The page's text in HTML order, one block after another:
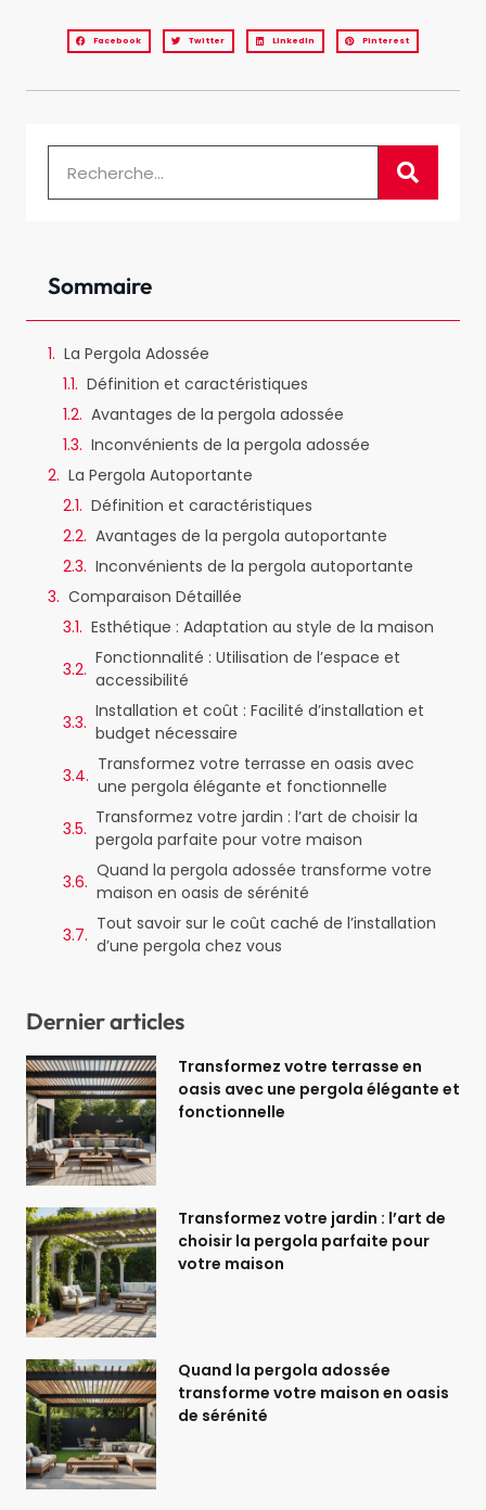
Facebook Twitter LinkedIn Pinterest
Sommaire
La Pergola Adossée
Définition et caractéristiques
Avantages de la pergola adossée
Inconvénients de la pergola adossée
La Pergola Autoportante
Définition et caractéristiques
Avantages de la pergola autoportante
Inconvénients de la pergola autoportante
Comparaison Détaillée
Esthétique : Adaptation au style de la maison
Fonctionnalité : Utilisation de l’espace et
accessibilité
Installation et coût : Facilité d’installation et
budget nécessaire
Transformez votre terrasse en oasis avec
une pergola élégante et fonctionnelle
Transformez votre jardin : l’art de choisir la
pergola parfaite pour votre maison
Quand la pergola adossée transforme votre
maison en oasis de sérénité
Tout savoir sur le coût caché de l’installation
d’une pergola chez vous
Dernier articles
Transformez votre terrasse en
oasis avec une pergola élégante et
fonctionnelle
Transformez votre jardin : l’art de
choisir la pergola parfaite pour
votre maison
Quand la pergola adossée
transforme votre maison en oasis
de sérénité